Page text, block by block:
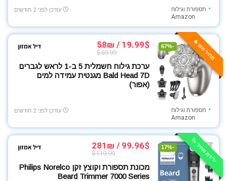
תספורת וגילוח
Amazon
עודכן לפני 2 חודשים
מחיר אש 🔥 -67%
19.99$ / 58₪
$59.99
ערכת גילוח חשמלית 5 ב-1 לראש לגברים
Bald Head 7D מגנטית עמידה למים
(אפור)
תספורת וגילוח
Amazon
עודכן לפני 2 חודשים
ירידת מחיר 📉 -17%
99.96$ / 281₪
$119.99
מכונת תספורת וקוצץ זקן Philips Norelco
Beard Trimmer 7000 Series